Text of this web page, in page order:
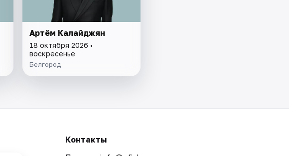
Артём Калайджян
18 октября 2026 •
воскресенье
Белгород
Контакты